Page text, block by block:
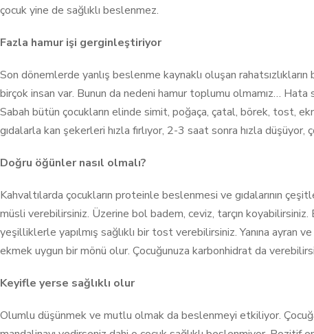
çocuk yine de sağlıklı beslenmez.
Fazla hamur işi gerginleştiriyor
Son dönemlerde yanlış beslenme kaynaklı oluşan
birçok insan var. Bunun da nedeni hamur toplumu olmamız…
Sabah bütün çocukların elinde simit, poğaça, çatal, börek, tost,
gıdalarla kan şekerleri hızla fırlıyor, 2-3 saat sonra hızla
Doğru öğünler nasıl olmalı?
Kahvaltılarda çocukların proteinle beslenmesi ve gıdalarının
müsli verebilirsiniz. Üzerine bol badem, ceviz, tarçın
yeşilliklerle yapılmış sağlıklı bir tost verebilirsiniz. Yanına
ekmek uygun bir mönü olur. Çocuğunuza karbonhidrat da
Keyifle yerse sağlıklı olur
Olumlu düşünmek ve mutlu olmak da beslenmeyi etkiliyor.